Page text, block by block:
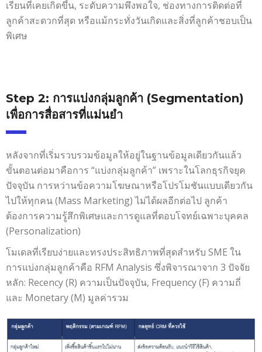
เรียนที่เคยเกิดขึ้น, ระดับความพึงพอใจ, ช่องทางการติดต่อที่
ลูกค้าสะดวกที่สุด หรือแม้กระทั่งวันเกิดและสิ่งที่ลูกค้าชอบเป็น
พิเศษ
Step 2: การแบ่งกลุ่มลูกค้า (Segmentation)
เพื่อการสื่อสารที่แม่นยำ
หลังจากที่เริ่มรวบรวมข้อมูลให้อยู่ในฐานข้อมูลเดียวกันแล้ว
ขั้นตอนต่อมาคือการ “แบ่งกลุ่มลูกค้า” เพราะในโลกธุรกิจยุค
ปัจจุบัน การหว่านข้อความโฆษณาหรือโปรโมชันแบบเดียวกัน
ไปให้ทุกคน (Mass Marketing) ไม่ได้ผลอีกต่อไป ลูกค้า
ต้องการความรู้สึกพิเศษและการดูแลที่ตอบโจทย์เฉพาะบุคคล
(Personalization)
โมเดลที่เรียบง่ายและทรงประสิทธิภาพที่สุดสำหรับ SME ใน
การแบ่งกลุ่มลูกค้าคือ RFM Analysis ซึ่งพิจารณาจาก 3 ปัจจัย
หลัก: Recency (R) ความเป็นปัจจุบัน, Frequency (F) ความถี่
และ Monetary (M) มูลค่ารวม